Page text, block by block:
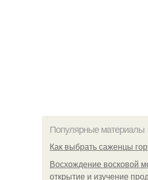
Популярные материалы
Как выбрать саженцы
Восхождение восковой
открытие и изучение